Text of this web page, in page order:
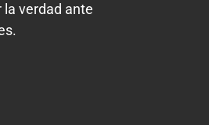
verdad ante